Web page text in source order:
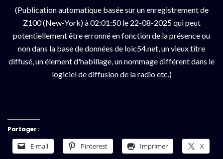
(Publication automatique basée sur un enregistrement de
Z100 (New-York) à 02:01:50 le 22-08-2025 qui peut
potentiellement être erronné en fonction de la présence ou
non dans la base de données de loic54.net, un vieux titre
diffusé, un élement d'habillage, un nommage différent dans le
logiciel de diffusion de la radio etc.)
Partager :
E-mail Pinterest Imprimer X